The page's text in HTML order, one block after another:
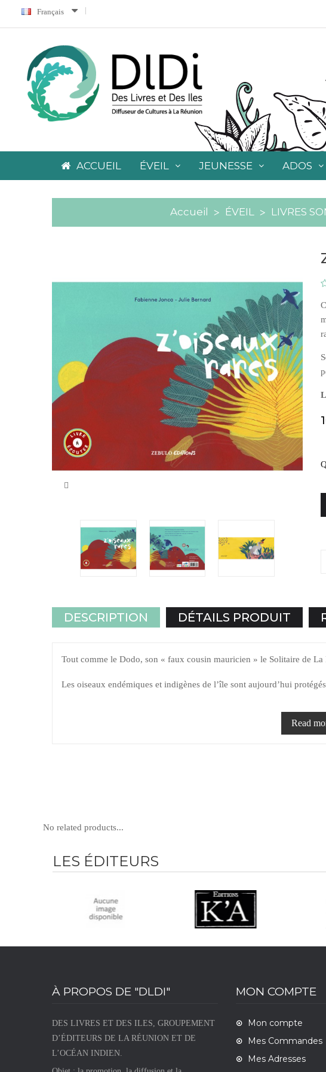
Français
ACCUEIL ÉVEIL JEUNESSE ADOS
Accueil ÉVEIL LIVRES
DESCRIPTION DÉTAILS PRODUIT
Tout comme le Dodo, son « faux cousin mauricien » le Solitaire de
Les oiseaux endémiques et indigènes de l’île sont aujourd’hui
naturellement pour dire « ma ma », « mu mu » et parfois d’autres
20 pages.
16,00 €
Read
No related products...
LES ÉDITEURS
À PROPOS DE "DLDI"
DES LIVRES ET DES ILES, GROUPEMENT
D’ÉDITEURS DE LA RÉUNION ET DE
L’OCÉAN INDIEN.
MON COMPTE
Mon compte
Mes Commandes
Mes Adresses